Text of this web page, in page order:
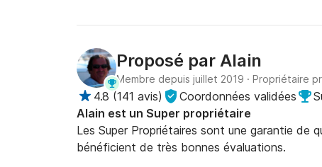
Proposé par Alain
Membre depuis juillet 2019 · Propriétaire
4.8 (141 avis) Coordonnées validées
Alain est un Super propriétaire
Les Super Propriétaires sont une garantie de
bénéficient de très bonnes évaluations.